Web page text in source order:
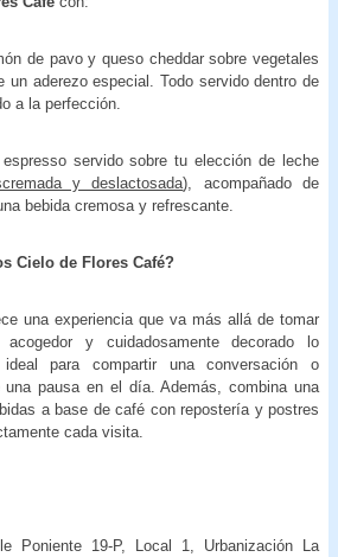
de pavo y queso cheddar sobre vegetales
un aderezo especial. Todo servido dentro de
a la perfección.
servido sobre tu elección de leche
y deslactosada), acompañado de
bebida cremosa y refrescante.
Cielo de Flores Café?
una experiencia que va más allá de tomar
y cuidadosamente decorado lo
para compartir una conversación o
una pausa en el día. Además, combina una
a base de café con repostería y postres
cada visita.
Poniente 19-P, Local 1, Urbanización La